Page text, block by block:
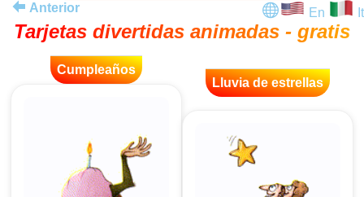
Anterior
En It
Tarjetas divertidas animadas - gratis
Cumpleaños
Lluvia de estrellas